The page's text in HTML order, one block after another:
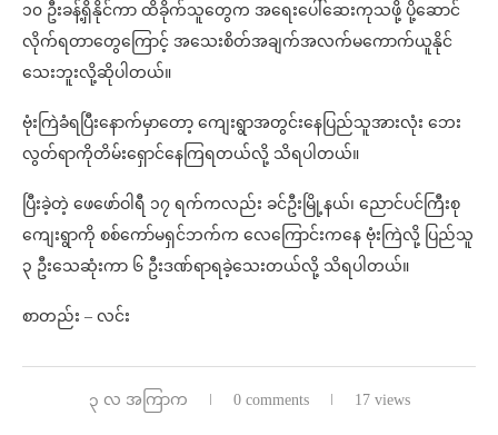
၁၀ ဦးခန့်ရှိနိုင်ကာ ထိခိုက်သူတွေက အရေးပေါ်ဆေးကုသဖို့ ပို့ဆောင်
လိုက်ရတာတွေကြောင့် အသေးစိတ်အချက်အလက်မကောက်ယူနိုင်
သေးဘူးလို့ဆိုပါတယ်။
ဗုံးကြဲခံရပြီးနောက်မှာတော့ ကျေးရွာအတွင်းနေပြည်သူအားလုံး ဘေး
လွတ်ရာကိုတိမ်းရှောင်နေကြရတယ်လို့ သိရပါတယ်။
ပြီးခဲ့တဲ့ ဖေဖော်ဝါရီ ၁၇ ရက်ကလည်း ခင်ဦးမြို့နယ်၊ ညောင်ပင်ကြီးစု
ကျေးရွာကို စစ်ကော်မရှင်ဘက်က လေကြောင်းကနေ ဗုံးကြဲလို့ ပြည်သူ
၃ ဦးသေဆုံးကာ ၆ ဦးဒဏ်ရာရခဲ့သေးတယ်လို့ သိရပါတယ်။
စာတည်း – လင်း
၃ လ အကြာက 0 comments 17 views